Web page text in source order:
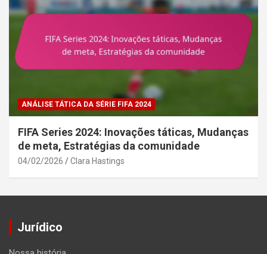
ANÁLISE TÁTICA DA SÉRIE FIFA 2024
FIFA Series 2024: Inovações táticas, Mudanças
de meta, Estratégias da comunidade
04/02/2026 Clara Hastings
Jurídico